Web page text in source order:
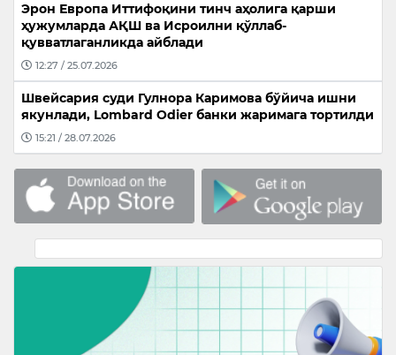
Эрон Европа Иттифоқини тинч аҳолига қарши
ҳужумларда АҚШ ва Исроилни қўллаб-
қувватлаганликда айблади
12:27 / 25.07.2026
Швейсария суди Гулнора Каримова бўйича ишни
якунлади, Lombard Odier банки жаримага тортилди
15:21 / 28.07.2026